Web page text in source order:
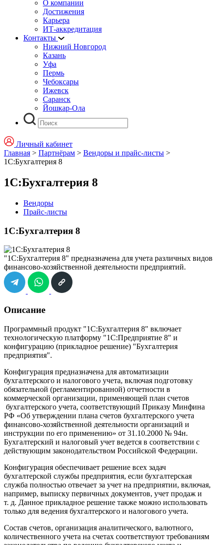
О компании
Достижения
Карьера
ИТ-аккредитация
Контакты
Нижний Новгород
Казань
Уфа
Пермь
Чебоксары
Ижевск
Саранск
Йошкар-Ола
Личный кабинет
Главная > Партнёрам > Вендоры и прайс-листы >
1C:Бухгалтерия 8
1C:Бухгалтерия 8
Вендоры
Прайс-листы
1C:Бухгалтерия 8
"1С:Бухгалтерия 8" предназначена для учета различных видов
финансово-хозяйственной деятельности предприятий.
Описание
Программный продукт "1С:Бухгалтерия 8" включает
технологическую платформу "1С:Предприятие 8" и
конфигурацию (прикладное решение) "Бухгалтерия
предприятия".
Конфигурация предназначена для автоматизации
бухгалтерского и налогового учета, включая подготовку
обязательной (регламентированной) отчетности в
коммерческой организации, применяющей план счетов
бухгалтерского учета, соответствующий Приказу Минфина
РФ «Об утверждении плана счетов бухгалтерского учета
финансово-хозяйственной деятельности организаций и
инструкции по его применению» от 31.10.2000 № 94н.
Бухгалтерский и налоговый учет ведется в соответствии с
действующим законодательством Российской Федерации.
Конфигурация обеспечивает решение всех задач
бухгалтерской службы предприятия, если бухгалтерская
служба полностью отвечает за учет на предприятии, включая,
например, выписку первичных документов, учет продаж и
т. д. Данное прикладное решение также можно использовать
только для ведения бухгалтерского и налогового учета.
Состав счетов, организация аналитического, валютного,
количественного учета на счетах соответствуют требованиям